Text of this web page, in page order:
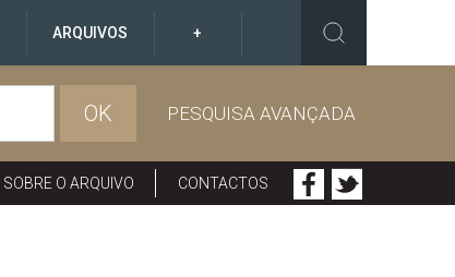
ARQUIVOS +
OK PESQUISA AVANÇADA
SOBRE O ARQUIVO CONTACTOS